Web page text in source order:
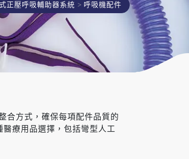
正壓呼吸輔助器系統 呼吸機配件
合方式，確保每項配件品質的
療用品選擇，包括彎型人工